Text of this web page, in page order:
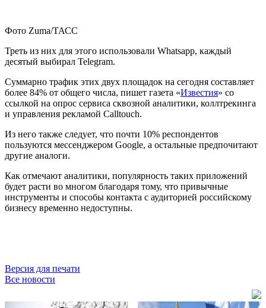
Фото Zuma/ТАСС
Треть из них для этого использовали Whatsapp, каждый
десятый выбирал Telegram.
Суммарно трафик этих двух площадок на сегодня составляет
более 84% от общего числа, пишет газета «Известия» со
ссылкой на опрос сервиса сквозной аналитики, коллтрекинга
и управления рекламой Calltouch.
Из него также следует, что почти 10% респондентов
пользуются мессенджером Google, а остальные предпочитают
другие аналоги.
Как отмечают аналитики, популярность таких приложений
будет расти во многом благодаря тому, что привычные
инструменты и способы контакта с аудиторией российскому
бизнесу временно недоступны.
Версия для печати
Все новости